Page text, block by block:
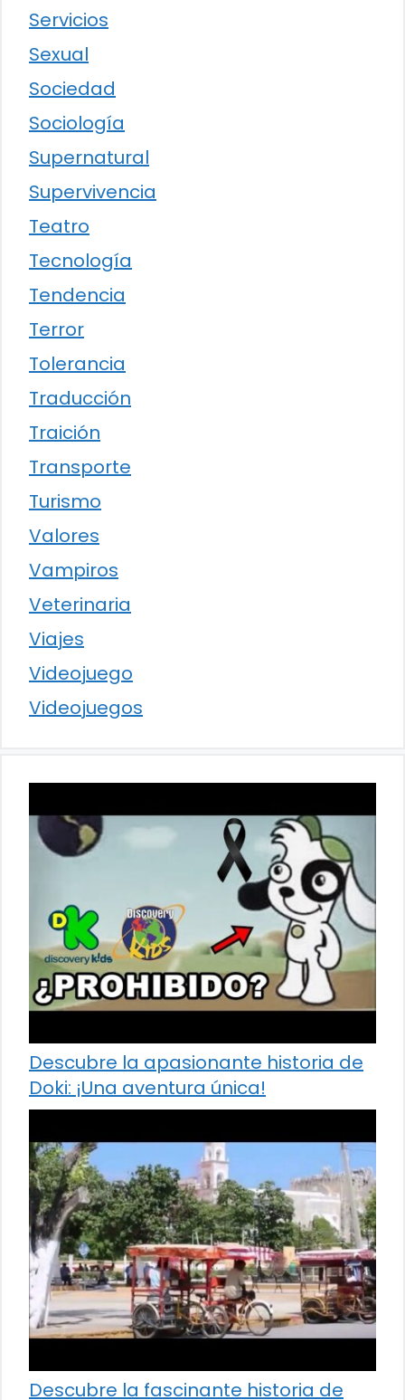
Servicios
Sexual
Sociedad
Sociología
Supernatural
Supervivencia
Teatro
Tecnología
Tendencia
Terror
Tolerancia
Traducción
Traición
Transporte
Turismo
Valores
Vampiros
Veterinaria
Viajes
Videojuego
Videojuegos
Descubre la apasionante historia de
Doki: ¡Una aventura única!
Descubre la fascinante historia de